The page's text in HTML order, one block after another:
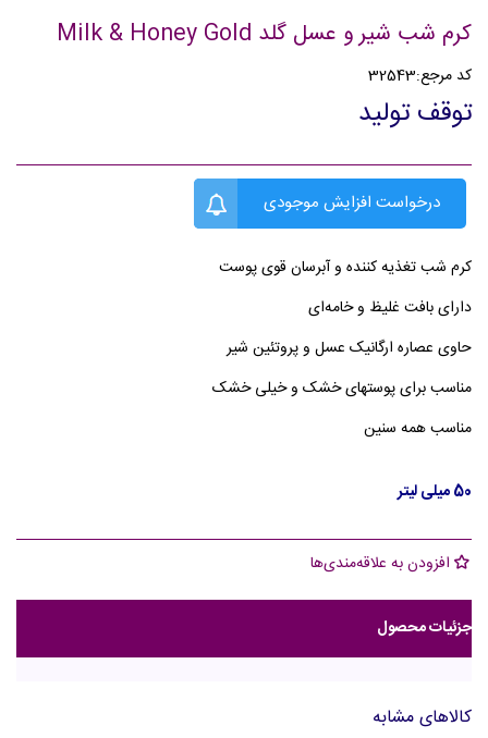
کرم شب شیر و عسل گلد Milk & Honey Gold
کد مرجع:32543
توقف تولید
درخواست افزایش موجودی
کرم شب تغذیه کننده و آبرسان قوی پوست
دارای بافت غلیظ و خامه‌ای
حاوی عصاره ارگانیک عسل و پروتئین شیر
مناسب برای پوستهای خشک و خیلی خشک
مناسب همه سنین
50 میلی لیتر
افزودن به علاقه‌مندی‌ها
جزئیات محصول
کالاهای مشابه